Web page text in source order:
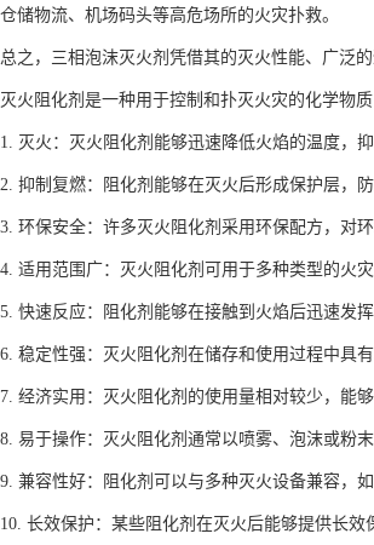
仓储物流、机场码头等高危场所的火灾扑救。
总之，三相泡沫灭火剂凭借其的灭火性能、广泛
灭火阻化剂是一种用于控制和扑灭火灾的化学物质
1. 灭火：灭火阻化剂能够迅速降低火焰的温度，
2. 抑制复燃：阻化剂能够在灭火后形成保护层，
3. 环保安全：许多灭火阻化剂采用环保配方，对
4. 适用范围广：灭火阻化剂可用于多种类型的火
5. 快速反应：阻化剂能够在接触到火焰后迅速发
6. 稳定性强：灭火阻化剂在储存和使用过程中具
7. 经济实用：灭火阻化剂的使用量相对较少，能
8. 易于操作：灭火阻化剂通常以喷雾、泡沫或粉
9. 兼容性好：阻化剂可以与多种灭火设备兼容，
10. 长效保护：某些阻化剂在灭火后能够提供长效